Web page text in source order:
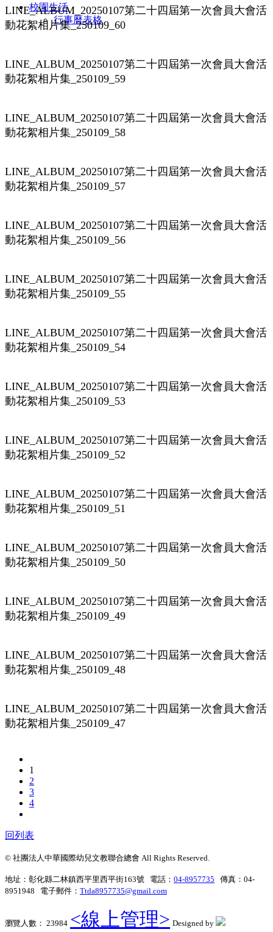
校園生活
行事曆表格
LINE_ALBUM_20250107第二十四屆第一次會員大會活
動花絮相片集_250109_60
LINE_ALBUM_20250107第二十四屆第一次會員大會活
動花絮相片集_250109_59
LINE_ALBUM_20250107第二十四屆第一次會員大會活
動花絮相片集_250109_58
LINE_ALBUM_20250107第二十四屆第一次會員大會活
動花絮相片集_250109_57
LINE_ALBUM_20250107第二十四屆第一次會員大會活
動花絮相片集_250109_56
LINE_ALBUM_20250107第二十四屆第一次會員大會活
動花絮相片集_250109_55
LINE_ALBUM_20250107第二十四屆第一次會員大會活
動花絮相片集_250109_54
LINE_ALBUM_20250107第二十四屆第一次會員大會活
動花絮相片集_250109_53
LINE_ALBUM_20250107第二十四屆第一次會員大會活
動花絮相片集_250109_52
LINE_ALBUM_20250107第二十四屆第一次會員大會活
動花絮相片集_250109_51
LINE_ALBUM_20250107第二十四屆第一次會員大會活
動花絮相片集_250109_50
LINE_ALBUM_20250107第二十四屆第一次會員大會活
動花絮相片集_250109_49
LINE_ALBUM_20250107第二十四屆第一次會員大會活
動花絮相片集_250109_48
LINE_ALBUM_20250107第二十四屆第一次會員大會活
動花絮相片集_250109_47
1
2
3
4
回列表
© 社團法人中華國際幼兒文教聯合總會 All Rights Reserved.
地址：彰化縣二林鎮西平里西平街163號 電話： 04-8957735 傳真：04-
8951948 電子郵件： Ttda8957735@gmail.com
瀏覽人數： 23984 <線上管理> Designed by